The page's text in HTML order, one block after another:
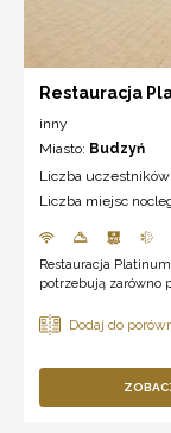
Restauracja
inny
Miasto: Budzyń
Liczba uczestników:
Liczba miejsc
Restauracja
potrzebują zarówno